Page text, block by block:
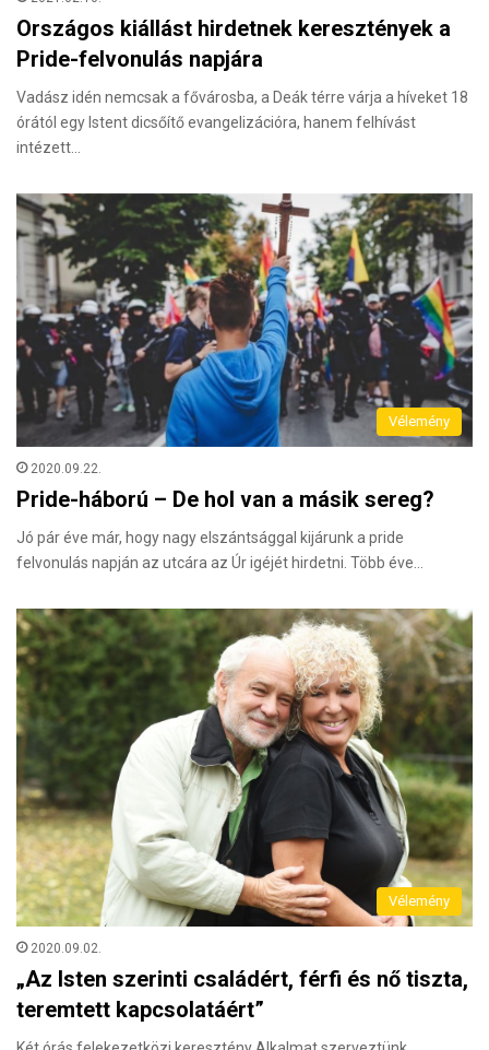
Országos kiállást hirdetnek keresztények a
Pride-felvonulás napjára
Vadász idén nemcsak a fővárosba, a Deák térre várja a híveket 18
órától egy Istent dicsőítő evangelizációra, hanem felhívást
intézett…
Vélemény
2020.09.22.
Pride-háború – De hol van a másik sereg?
Jó pár éve már, hogy nagy elszántsággal kijárunk a pride
felvonulás napján az utcára az Úr igéjét hirdetni. Több éve…
Vélemény
2020.09.02.
„Az Isten szerinti családért, férfi és nő tiszta,
teremtett kapcsolatáért”